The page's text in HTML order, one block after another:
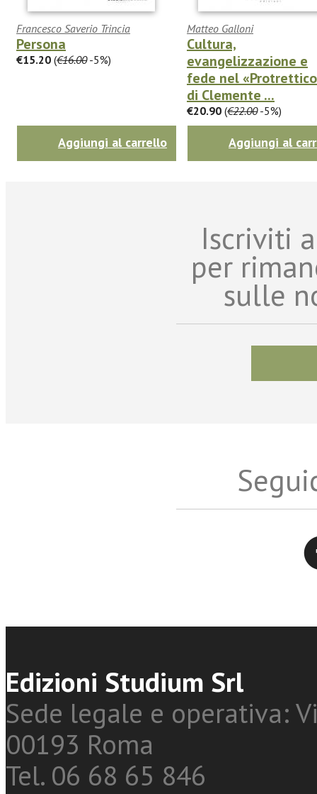
Francesco Saverio Trincia
Persona
€15.20 (€16.00-5%)
Aggiungi al carrello
Matteo Galloni
Cultura,
evangelizzazione e
fede nel
di Clemente ...
€20.90 (€22.00-5%)
Aggiungi al
Iscriviti
per
sulle
Edizioni Studium Srl
Sede legale e operativa:
00193 Roma
Tel. 06 68 65 846